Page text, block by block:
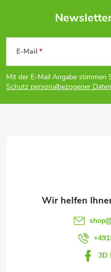
F
u
ß
E-Mail
Mit der E-Mail Angabe stimmen
Schutz personalbezogener Daten
shop
3D